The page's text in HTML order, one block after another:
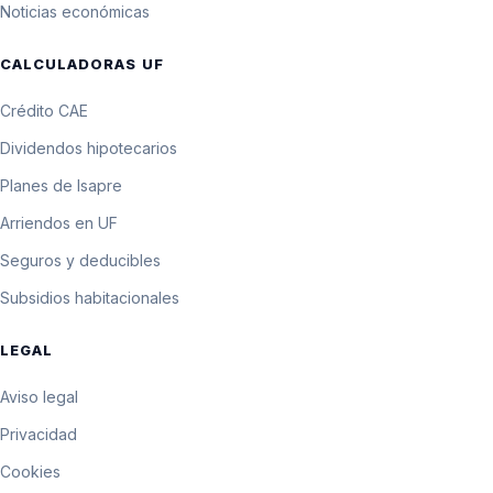
3 de febrero de 1991
2 de febrero de 1991
1 de febrero de 1991
Noticias económicas
CALCULADORAS UF
Crédito CAE
Dividendos hipotecarios
Planes de Isapre
Arriendos en UF
Seguros y deducibles
Subsidios habitacionales
LEGAL
Aviso legal
Privacidad
Cookies